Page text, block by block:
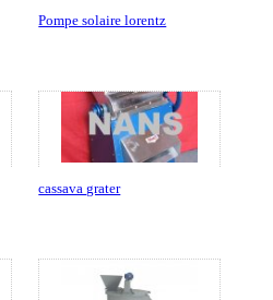
Pompe solaire lorentz
cassava grater